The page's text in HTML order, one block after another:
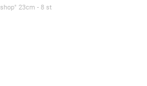
shop" 23cm - 8 st